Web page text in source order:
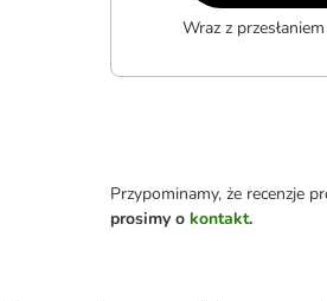
Wraz z
Przypominamy, że recenzje
prosimy o kontakt.